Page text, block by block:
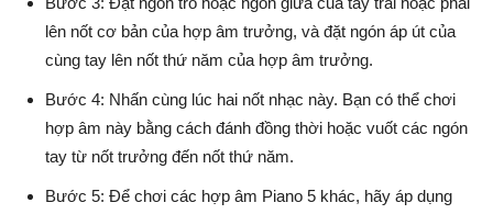
lên nốt cơ bản của hợp âm trưởng, và đặt ngón áp út của
cùng tay lên nốt thứ năm của hợp âm trưởng.
Bước 4: Nhấn cùng lúc hai nốt nhạc này. Bạn có thể chơi
hợp âm này bằng cách đánh đồng thời hoặc vuốt các ngón
tay từ nốt trưởng đến nốt thứ năm.
Bước 5: Để chơi các hợp âm Piano 5 khác, hãy áp dụng